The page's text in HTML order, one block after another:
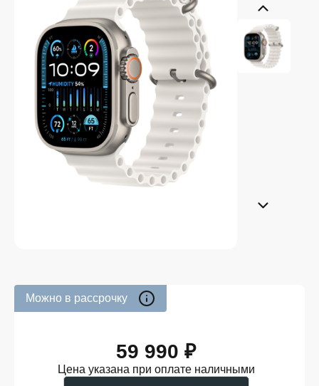
Можно в рассрочку
59 990 ₽
Цена указана при оплате наличными